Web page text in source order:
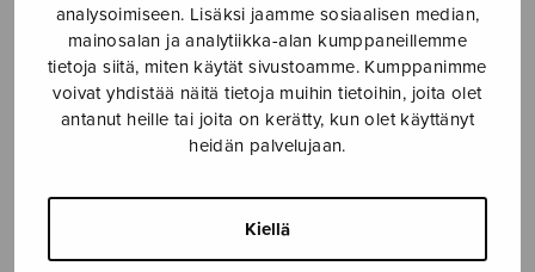
analysoimiseen. Lisäksi jaamme sosiaalisen median,
mainosalan ja analytiikka-alan kumppaneillemme
tietoja siitä, miten käytät sivustoamme. Kumppanimme
voivat yhdistää näitä tietoja muihin tietoihin, joita olet
antanut heille tai joita on kerätty, kun olet käyttänyt
heidän palvelujaan.
Kiellä
Kontakion